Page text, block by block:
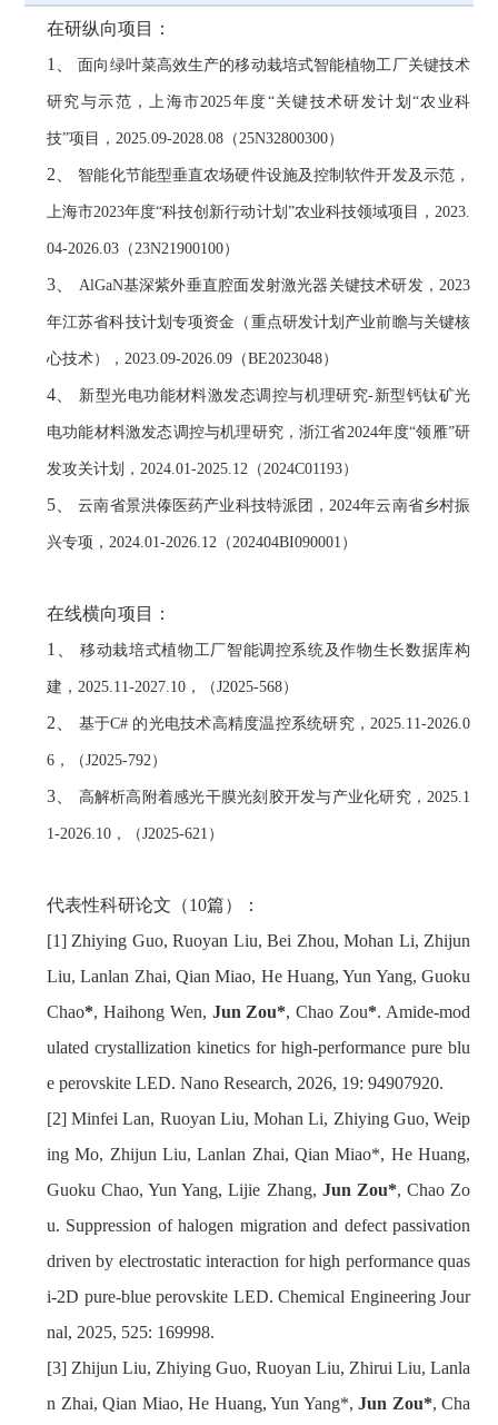
在研纵向项目：
面向绿叶菜高效生产的移动栽培式智能植物工厂关键技术
研究与示范，上海市2025年度“关键技术研发计划“农业科
技”项目 ，2025.09-2028.08 （25N32800300）
智能化节能型垂直农场硬件设施及控制软件开发及示范，
上海市2023年度“科技创新行动计划”农业科技领域项目，2023.
04-2026.03（23N21900100）
AlGaN基深紫外垂直腔面发射激光器关键技术研发，2023
年江苏省科技计划专项资金（重点研发计划产业前瞻与关键核
心技术）， 2023.09-2026.09（BE2023048）
新型光电功能材料激发态调控与机理研究-新型钙钛矿光
电功能材料激发态调控与机理研究，浙江省2024年度“领雁”研
发攻关计划，2024.01-2025.12（2024C01193）
云南省景洪傣医药产业科技特派团，2024年云南省乡村振
兴专项， 2024.01-2026.12（202404BI090001 ）
在线横向项目：
移动栽培式植物工厂智能调控系统及作物生长数据库构
建，2025.11-2027.10，（J2025-568）
基于C# 的光电技术高精度温控系统研究，2025.11-2026.0
6，（J2025-792）
高解析高附着感光干膜光刻胶开发与产业化研究，2025.1
1-2026.10，（J2025-621）
代表性科研论文（10篇）：
Zhiying Guo, Ruoyan Liu, Bei Zhou, Mohan Li, Zhijun
Liu, Lanlan Zhai, Qian Miao, He Huang, Yun Yang, Guoku
Chao*, Haihong Wen, Jun Zou*, Chao Zou*. Amide-mod
ulated crystallization kinetics for high-performance pure blu
e perovskite LED. Nano Research, 2026, 19: 94907920.
Minfei Lan, Ruoyan Liu, Mohan Li, Zhiying Guo, Weip
ing Mo, Zhijun Liu, Lanlan Zhai, Qian Miao*, He Huang,
Guoku Chao, Yun Yang, Lijie Zhang, Jun Zou*, Chao Zo
u. Suppression of halogen migration and defect passivation
driven by electrostatic interaction for high performance quas
i-2D pure-blue perovskite LED. Chemical Engineering Jour
nal, 2025, 525: 169998.
Zhijun Liu, Zhiying Guo, Ruoyan Liu, Zhirui Liu, Lanla
n Zhai, Qian Miao, He Huang, Yun Yang*, Jun Zou*, Cha